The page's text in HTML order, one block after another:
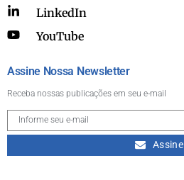
LinkedIn
YouTube
Assine Nossa Newsletter
Receba nossas publicações em seu e-mail
Assine